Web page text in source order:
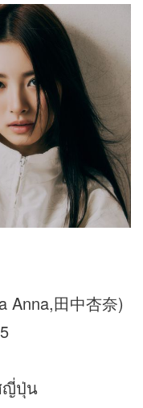
Anna,田中杏奈)
ญี่ปุ่น